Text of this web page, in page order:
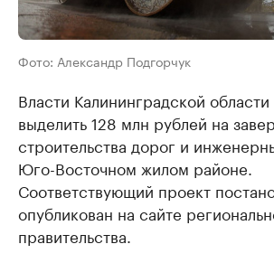
Фото: Александр Подгорчук
Власти Калининградской
выделить 128 млн рублей на
строительства дорог и
Юго-Восточном жилом районе.
Соответствующий проект
опубликован на сайте
правительства.